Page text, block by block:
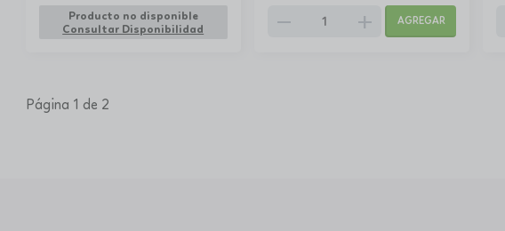
Producto no disponible
Consultar Disponibilidad
remove add AGREGAR
Página 1 de 2